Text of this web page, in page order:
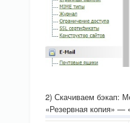
2) Скачиваем бэкап:
«Резервная копия» —